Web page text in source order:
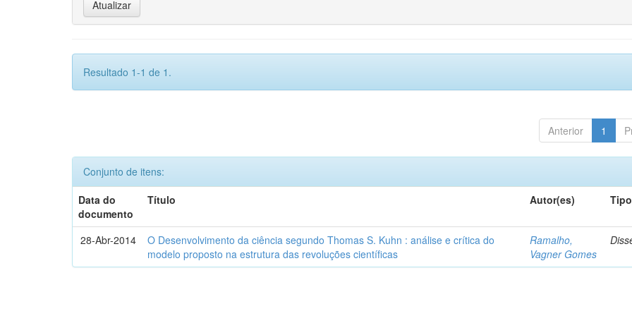
Resultado 1-1 de 1.
Anterior 1
Conjunto de itens:
Data do
documento
Título Autor(es) Tipo
28-Abr-2014
O Desenvolvimento da ciência segundo Thomas S. Kuhn : análise e crítica do
modelo proposto na estrutura das revoluções científicas
Ramalho,
Vagner Gomes